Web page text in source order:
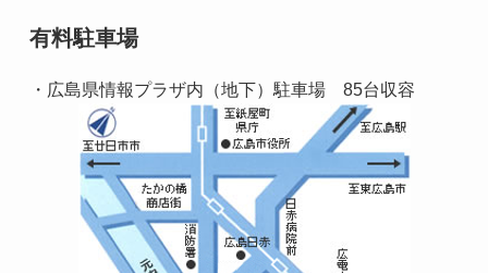
有料駐車場
・広島県情報プラザ内（地下）駐車場 85台収容